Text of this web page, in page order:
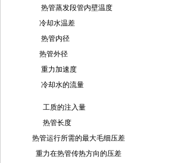
热管蒸发段管内壁温度
冷却水温差
热管内径
热管外径
重力加速度
冷却水的流量
工质的注入量
热管长度
热管运行所需的最大毛细压差
重力在热管传热方向的压差